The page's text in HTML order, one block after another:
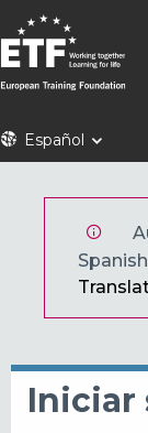
Pasar
al
contenido
principal
ETFEspañol
Iniciar